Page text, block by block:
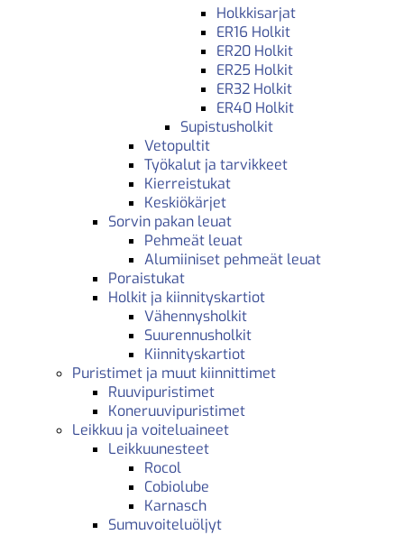
Holkkisarjat
ER16 Holkit
ER20 Holkit
ER25 Holkit
ER32 Holkit
ER40 Holkit
Supistusholkit
Vetopultit
Työkalut ja tarvikkeet
Kierreistukat
Keskiökärjet
Sorvin pakan leuat
Pehmeät leuat
Alumiiniset pehmeät leuat
Poraistukat
Holkit ja kiinnityskartiot
Vähennysholkit
Suurennusholkit
Kiinnityskartiot
Puristimet ja muut kiinnittimet
Ruuvipuristimet
Koneruuvipuristimet
Leikkuu ja voiteluaineet
Leikkuunesteet
Rocol
Cobiolube
Karnasch
Sumuvoiteluöljyt